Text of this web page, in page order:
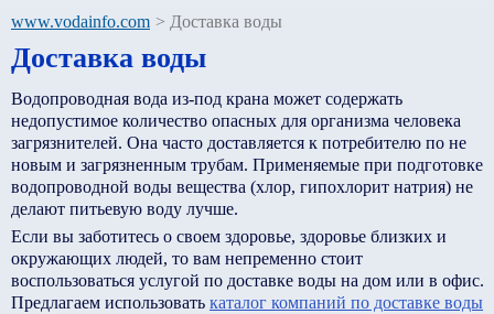
www.vodainfo.com > Доставка воды
Доставка воды
Водопроводная вода из-под крана может содержать
недопустимое количество опасных для организма человека
загрязнителей. Она часто доставляется к потребителю по не
новым и загрязненным трубам. Применяемые при подготовке
водопроводной воды вещества (хлор, гипохлорит натрия) не
делают питьевую воду лучше.
Если вы заботитесь о своем здоровье, здоровье близких и
окружающих людей, то вам непременно стоит
воспользоваться услугой по доставке воды на дом или в офис.
Предлагаем использовать каталог компаний по доставке воды